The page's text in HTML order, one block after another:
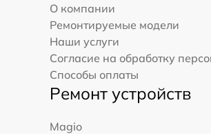
О компании
Ремонтируемые модели
Наши услуги
Согласие на обработку
Способы оплаты
Ремонт устройств
Magio